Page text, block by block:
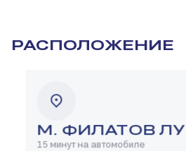
РАСПОЛОЖЕНИЕ
М. ФИЛАТОВ
15 минут на автомобиле